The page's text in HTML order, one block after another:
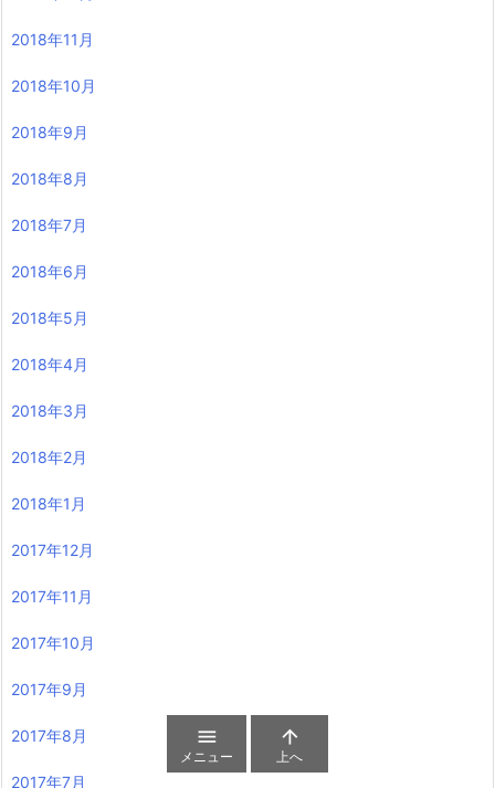
2018年11月
2018年10月
2018年9月
2018年8月
2018年7月
2018年6月
2018年5月
2018年4月
2018年3月
2018年2月
2018年1月
2017年12月
2017年11月
2017年10月
2017年9月
2017年8月
2017年7月

メニュー

上へ